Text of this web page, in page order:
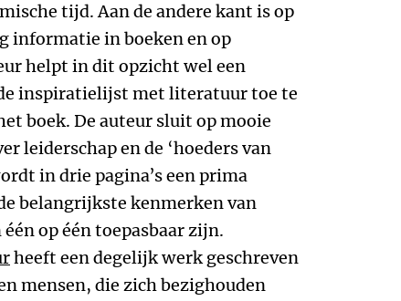
tijd. Aan de andere kant is op
informatie in boeken en op
helpt in dit opzicht wel een
inspiratielijst met literatuur toe te
boek. De auteur sluit op mooie
leiderschap en de ‘hoeders van
in drie pagina’s een prima
belangrijkste kenmerken van
op één toepasbaar zijn.
heeft een degelijk werk geschreven
mensen, die zich bezighouden